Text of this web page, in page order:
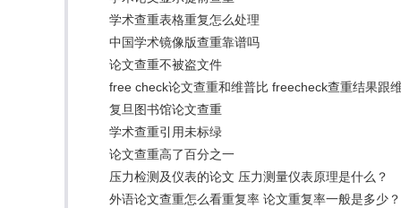
学术查重表格重复怎么处理
中国学术镜像版查重靠谱吗
论文查重不被盗文件
free check论文查重和维普比 freecheck查重结果跟
复旦图书馆论文查重
学术查重引用未标绿
论文查重高了百分之一
压力检测及仪表的论文 压力测量仪表原理是什么？
外语论文查重怎么看重复率 论文重复率一般是多少？